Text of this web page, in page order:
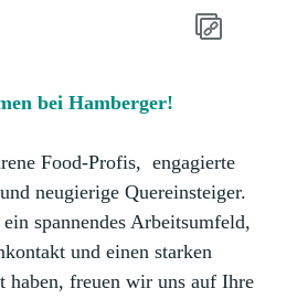
bei Hamberger!
Food-Profis, engagierte
neugierige Quereinsteiger.
spannendes Arbeitsumfeld,
und einen starken
haben, freuen wir uns auf Ihre